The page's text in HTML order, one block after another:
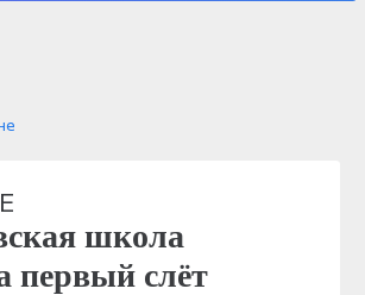
школа
первый слёт